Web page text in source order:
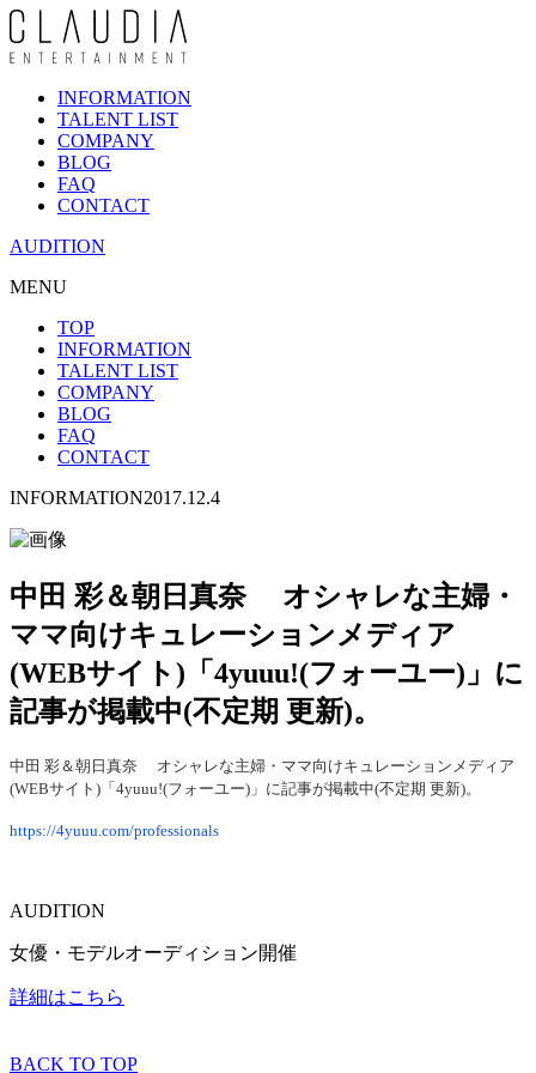
INFORMATION
TALENT LIST
COMPANY
BLOG
FAQ
CONTACT
AUDITION
MENU
TOP
INFORMATION
TALENT LIST
COMPANY
BLOG
FAQ
CONTACT
INFORMATION2017.12.4
中田 彩＆朝日真奈 オシャレな主婦・
ママ向けキュレーションメディア
(WEBサイト)「4yuuu!(フォーユー)」に
記事が掲載中(不定期 更新)。
中田 彩＆朝日真奈 オシャレな主婦・ママ向けキュレーションメディア
(WEBサイト)「4yuuu!(フォーユー)」に記事が掲載中(不定期 更新)。
https://4yuuu.com/professionals
AUDITION
女優・モデルオーディション開催
詳細はこちら
BACK TO TOP